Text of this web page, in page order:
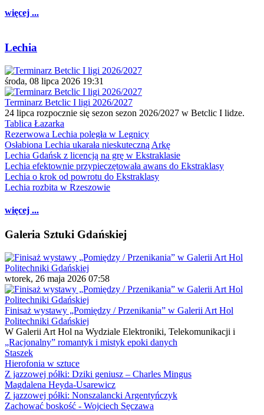
więcej ...
Lechia
środa, 08 lipca 2026 19:31
Terminarz Betclic I ligi 2026/2027
24 lipca rozpocznie się sezon sezon 2026/2027 w Betclic I lidze.
Tablica Łazarka
Rezerwowa Lechia poległa w Legnicy
Osłabiona Lechia ukarała nieskuteczną Arkę
Lechia Gdańsk z licencją na grę w Ekstraklasie
Lechia efektownie przypieczętowała awans do Ekstraklasy
Lechia o krok od powrotu do Ekstraklasy
Lechia rozbita w Rzeszowie
więcej ...
Galeria Sztuki Gdańskiej
wtorek, 26 maja 2026 07:58
Finisaż wystawy „Pomiędzy / Przenikania” w Galerii Art Hol
Politechniki Gdańskiej
W Galerii Art Hol na Wydziale Elektroniki, Telekomunikacji i
„Racjonalny” romantyk i mistyk epoki danych
Staszek
Hierofonia w sztuce
Z jazzowej półki: Dziki geniusz – Charles Mingus
Magdalena Heyda-Usarewicz
Z jazzowej półki: Nonszalancki Argentyńczyk
Zachować boskość - Wojciech Sęczawa